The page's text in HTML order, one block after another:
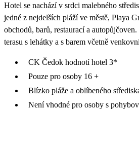
Hotel se nachází v srdci malebného
jedné z nejdelších pláží ve městě, Playa
obchodů, barů, restaurací a
terasu s lehátky a s barem včetně
CK Čedok hodnotí hotel 3*
Pouze pro osoby 16 +
Blízko pláže a oblíbeného
Není vhodné pro osoby s